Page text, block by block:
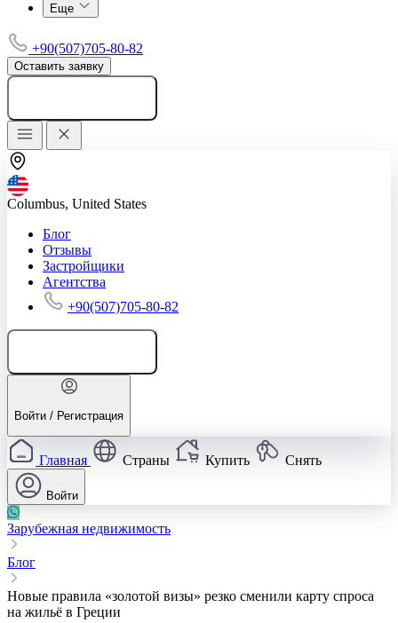
Еще
+90(507)705-80-82
Оставить заявку
Columbus, United States
Блог
Отзывы
Застройщики
Агентства
+90(507)705-80-82
Войти / Регистрация
Главная Страны Купить Снять
Войти
Зарубежная недвижимость
Блог
Новые правила «золотой визы» резко сменили карту спроса
на жильё в Греции